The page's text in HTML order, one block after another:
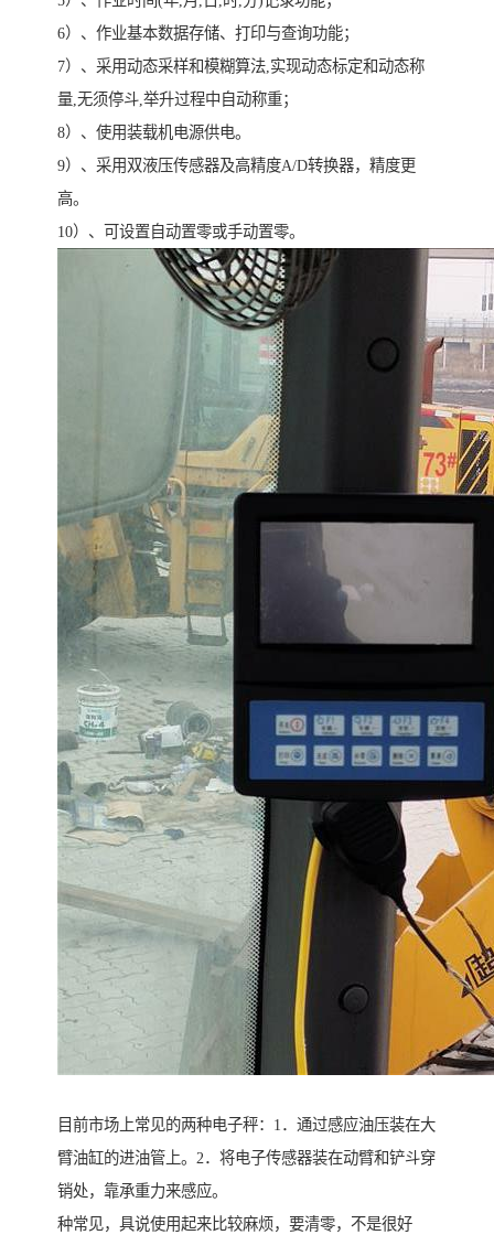
6）、作业基本数据存储、打印与查询功能；
7）、采用动态采样和模糊算法,实现动态标定和动态称
量,无须停斗,举升过程中自动称重；
8）、使用装载机电源供电。
9）、采用双液压传感器及高精度A/D转换器，精度更
高。
10）、可设置自动置零或手动置零。
目前市场上常见的两种电子秤：1．通过感应油压装在大
臂油缸的进油管上。2．将电子传感器装在动臂和铲斗穿
销处，靠承重力来感应。
种常见，具说使用起来比较麻烦，要清零，不是很好